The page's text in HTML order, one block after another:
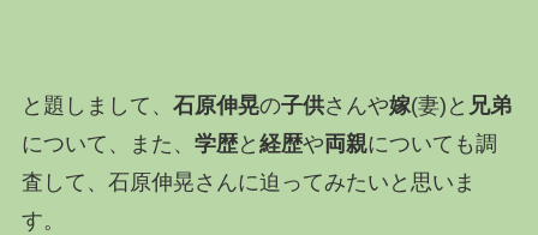
と題しまして、 石原伸晃の子供さんや嫁(妻)と 兄弟
について、また、 学歴と 経歴や両親についても調
査して、石原伸晃さんに迫ってみたいと思いま
す。